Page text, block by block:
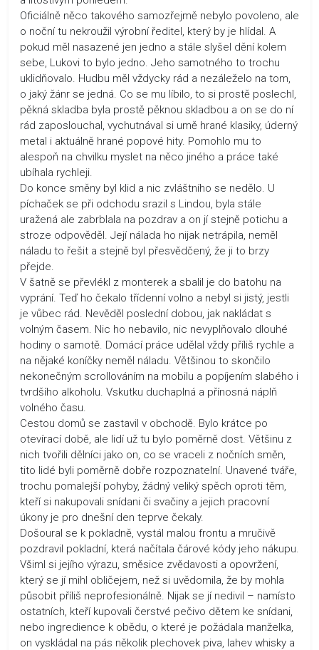
Oficiálně něco takového samozřejmě nebylo povoleno, ale
o noční tu nekroužil výrobní ředitel, který by je hlídal. A
pokud měl nasazené jen jedno a stále slyšel dění kolem
sebe, Lukovi to bylo jedno. Jeho samotného to trochu
uklidňovalo. Hudbu měl vždycky rád a nezáleželo na tom,
o jaký žánr se jedná. Co se mu líbilo, to si prostě poslechl,
pěkná skladba byla prostě pěknou skladbou a on se do ní
rád zaposlouchal, vychutnával si umě hrané klasiky, úderný
metal i aktuálně hrané popové hity. Pomohlo mu to
alespoň na chvilku myslet na něco jiného a práce také
ubíhala rychleji.
Do konce směny byl klid a nic zvláštního se nedělo. U
píchaček se při odchodu srazil s Lindou, byla stále
uražená ale zabrblala na pozdrav a on jí stejně potichu a
stroze odpověděl. Její nálada ho nijak netrápila, neměl
náladu to řešit a stejně byl přesvědčený, že ji to brzy
přejde.
V šatně se převlékl z monterek a sbalil je do batohu na
vyprání. Teď ho čekalo třídenní volno a nebyl si jistý, jestli
je vůbec rád. Nevěděl poslední dobou, jak nakládat s
volným časem. Nic ho nebavilo, nic nevyplňovalo dlouhé
hodiny o samotě. Domácí práce udělal vždy příliš rychle a
na nějaké koníčky neměl náladu. Většinou to skončilo
nekonečným scrollováním na mobilu a popíjením slabého i
tvrdšího alkoholu. Vskutku duchaplná a přínosná náplň
volného času.
Cestou domů se zastavil v obchodě. Bylo krátce po
otevírací době, ale lidí už tu bylo poměrně dost. Většinu z
nich tvořili dělníci jako on, co se vraceli z nočních směn,
tito lidé byli poměrně dobře rozpoznatelní. Unavené tváře,
trochu pomalejší pohyby, žádný veliký spěch oproti těm,
kteří si nakupovali snídani či svačiny a jejich pracovní
úkony je pro dnešní den teprve čekaly.
Došoural se k pokladně, vystál malou frontu a mručivě
pozdravil pokladní, která načítala čárové kódy jeho nákupu.
Všiml si jejího výrazu, směsice zvědavosti a opovržení,
který se jí mihl obličejem, než si uvědomila, že by mohla
působit příliš neprofesionálně. Nijak se jí nedivil – namísto
ostatních, kteří kupovali čerstvé pečivo dětem ke snídani,
nebo ingredience k obědu, o které je požádala manželka,
on vyskládal na pás několik plechovek piva, lahev whisky a